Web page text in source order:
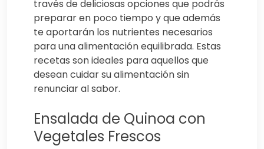
través de deliciosas opciones que podrás
preparar en poco tiempo y que además
te aportarán los nutrientes necesarios
para una alimentación equilibrada. Estas
recetas son ideales para aquellos que
desean cuidar su alimentación sin
renunciar al sabor.
Ensalada de Quinoa con
Vegetales Frescos